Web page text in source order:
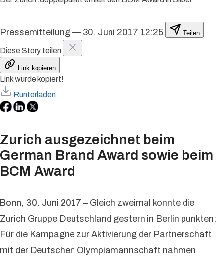
Pressemitteilung — 30. Juni 2017 12:25 Teilen
Diese Story teilen
Link kopieren
Link wurde kopiert!
Runterladen
Zurich ausgezeichnet beim
German Brand Award sowie beim
BCM Award
Bonn, 30. Juni 2017 – Gleich zweimal konnte die
Zurich Gruppe Deutschland gestern in Berlin punkten:
Für die Kampagne zur Aktivierung der Partnerschaft
mit der Deutschen Olympiamannschaft nahmen